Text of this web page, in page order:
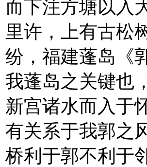
而下注方塘以入
里许，上有古松
纷，福建蓬岛《
我蓬岛之关键也
新宫诸水而入于
有关系于我郭之
桥利于郭不利于